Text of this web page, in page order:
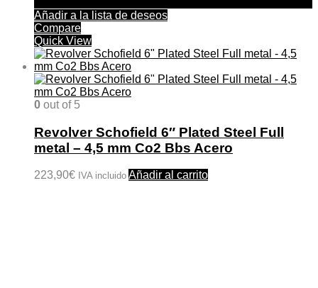
Añadir a la lista de deseos
Compare
Quick View
0 out of 5
Revolver Schofield 6″ Plated Steel Full
metal – 4,5 mm Co2 Bbs Acero
223,90€ IVA incluido Añadir al carrito